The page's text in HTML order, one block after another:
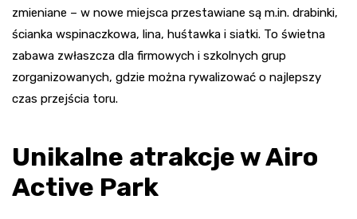
zmieniane – w nowe miejsca przestawiane są m.in. drabinki,
ścianka wspinaczkowa, lina, huśtawka i siatki. To świetna
zabawa zwłaszcza dla firmowych i szkolnych grup
zorganizowanych, gdzie można rywalizować o najlepszy
czas przejścia toru.
Unikalne atrakcje w Airo
Active Park